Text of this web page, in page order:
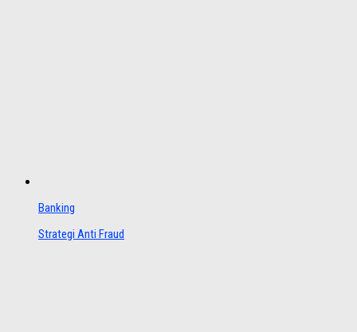
Banking
Strategi Anti Fraud